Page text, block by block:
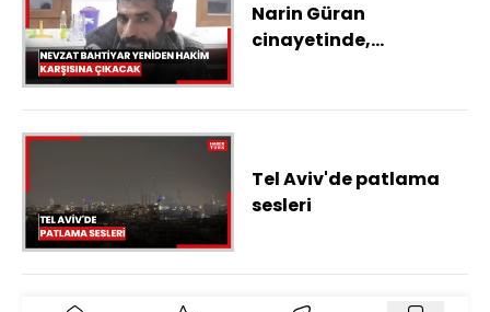
Narin Güran
cinayetinde,
Bahtiyar yeniden
çıkacak
Tel Aviv'de patlama
sesleri